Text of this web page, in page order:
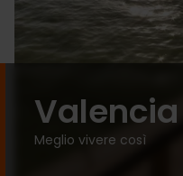
Valencia
Meglio vivere così